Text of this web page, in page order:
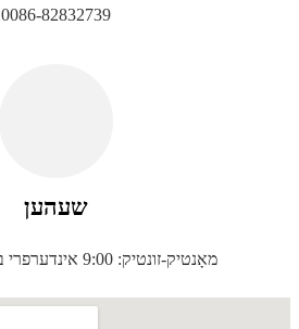
0086-82832739
שעהען
מאָנטיק-זונטיק: 9:00 אינדערפרי ביז 6:00 ביינאכט